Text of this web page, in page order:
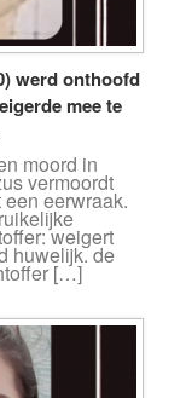
werd onthoofd
mee te
moord in
vermoordt
eerwraak.
weigert
huwelijk. de
[…]